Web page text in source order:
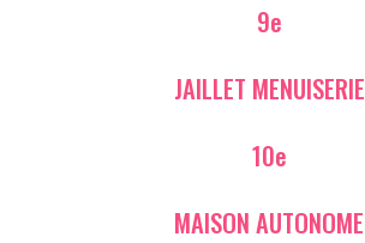
9e
JAILLET MENUISERIE
10e
MAISON AUTONOME